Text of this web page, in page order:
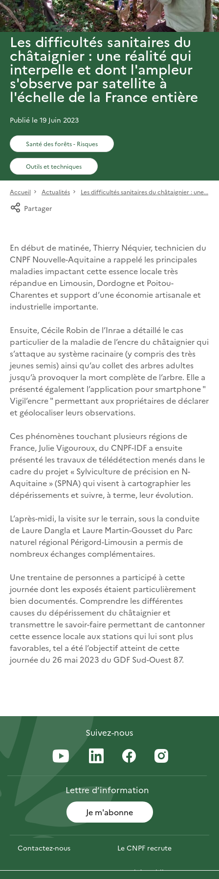
Les difficultés sanitaires du
châtaignier : une réalité qui
interpelle et dont l'ampleur
s'observe par satellite à
l'échelle de la France entière
Publié le 19 Juin 2023
Santé des forêts - Risques
Outils et techniques
Accueil Actualités Les difficultés sanitaires du châtaignier : une...
Partager
En début de matinée, Thierry Néquier, technicien du
CNPF Nouvelle-Aquitaine a rappelé les principales
maladies impactant cette essence locale très
répandue en Limousin, Dordogne et Poitou-
Charentes et support d’une économie artisanale et
industrielle importante.
Ensuite, Cécile Robin de l’Inrae a détaillé le cas
particulier de la maladie de l’encre du châtaignier qui
s’attaque au système racinaire (y compris des très
jeunes semis) ainsi qu’au collet des arbres adultes
jusqu’à provoquer la mort complète de l’arbre. Elle a
présenté également l’application pour smartphone "
Vigil’encre " permettant aux propriétaires de déclarer
et géolocaliser leurs observations.
Ces phénomènes touchant plusieurs régions de
France, Julie Vigouroux, du CNPF-IDF a ensuite
présenté les travaux de télédétection menés dans le
cadre du projet « Sylviculture de précision en N-
Aquitaine » (SPNA) qui visent à cartographier les
dépérissements et suivre, à terme, leur évolution.
L’après-midi, la visite sur le terrain, sous la conduite
de Laure Dangla et Laure Martin-Gousset du Parc
naturel régional Périgord-Limousin a permis de
nombreux échanges complémentaires.
Une trentaine de personnes a participé à cette
journée dont les exposés étaient particulièrement
bien documentés. Comprendre les différentes
causes du dépérissement du châtaignier et
transmettre le savoir-faire permettant de cantonner
cette essence locale aux stations qui lui sont plus
favorables, tel a été l’objectif atteint de cette
journée du 26 mai 2023 du GDF Sud-Ouest 87.
Suivez-nous
Lettred’information
Je m'abonne
Contactez-nous Le CNPF recrute
Espace presse Marchés publics